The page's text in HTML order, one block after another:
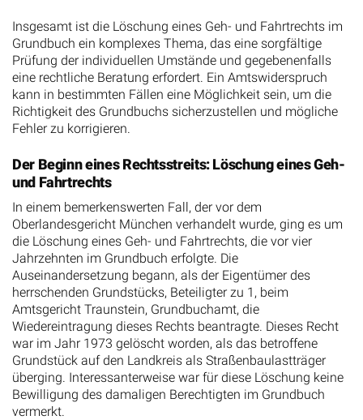
Insgesamt ist die Löschung eines Geh- und Fahrtrechts im
Grundbuch ein komplexes Thema, das eine sorgfältige
Prüfung der individuellen Umstände und gegebenenfalls
eine rechtliche Beratung erfordert. Ein Amtswiderspruch
kann in bestimmten Fällen eine Möglichkeit sein, um die
Richtigkeit des Grundbuchs sicherzustellen und mögliche
Fehler zu korrigieren.
Der Beginn eines Rechtsstreits: Löschung eines Geh-
und Fahrtrechts
In einem bemerkenswerten Fall, der vor dem
Oberlandesgericht München verhandelt wurde, ging es um
die Löschung eines Geh- und Fahrtrechts, die vor vier
Jahrzehnten im Grundbuch erfolgte. Die
Auseinandersetzung begann, als der Eigentümer des
herrschenden Grundstücks, Beteiligter zu 1, beim
Amtsgericht Traunstein, Grundbuchamt, die
Wiedereintragung dieses Rechts beantragte. Dieses Recht
war im Jahr 1973 gelöscht worden, als das betroffene
Grundstück auf den Landkreis als Straßenbaulastträger
überging. Interessanterweise war für diese Löschung keine
Bewilligung des damaligen Berechtigten im Grundbuch
vermerkt.